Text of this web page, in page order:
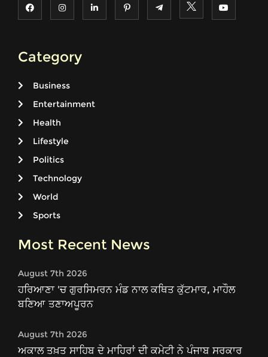
Category
Business
Entertainment
Health
Lifestyle
Politics
Technology
World
Sports
Most Recent News
August 7th 2026
ਹਰਿਆਣਾ 'ਚ ਗੁਰਸਿਮਰਨ ਮੰਡ ਨਾਲ ਕਥਿਤ ਕੁੱਟਮਾਰ, ਮਾਹੌਲ
ਬਣਿਆ ਤਣਾਅਪੂਰਨ
August 7th 2026
ਅਕਾਲ ਤਖ਼ਤ ਸਾਹਿਬ ਦੇ ਮਾਹਿਰਾਂ ਦੀ ਕਮੇਟੀ ਨੇ ਪੰਜਾਬ ਸਰਕਾਰ